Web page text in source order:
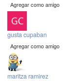
Agregar como amigo
gusta cupaban
Agregar como amigo
maritza ramirez